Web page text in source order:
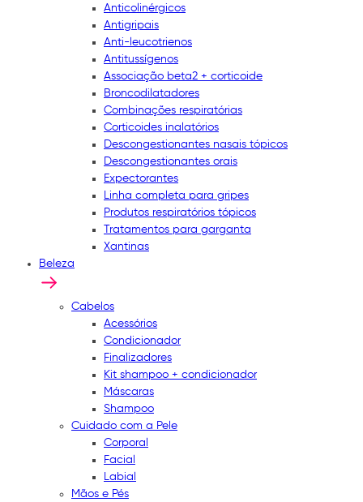
Anticolinérgicos
Antigripais
Anti-leucotrienos
Antitussígenos
Associação beta2 + corticoide
Broncodilatadores
Combinações respiratórias
Corticoides inalatórios
Descongestionantes nasais tópicos
Descongestionantes orais
Expectorantes
Linha completa para gripes
Produtos respiratórios tópicos
Tratamentos para garganta
Xantinas
Beleza
Cabelos
Acessórios
Condicionador
Finalizadores
Kit shampoo + condicionador
Máscaras
Shampoo
Cuidado com a Pele
Corporal
Facial
Labial
Mãos e Pés